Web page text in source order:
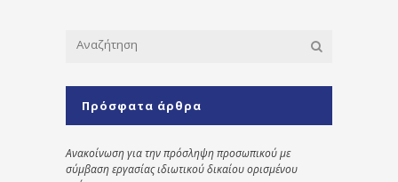
Πρόσφατα άρθρα
Ανακοίνωση για την πρόσληψη προσωπικού με
σύμβαση εργασίας ιδιωτικού δικαίου ορισμένου